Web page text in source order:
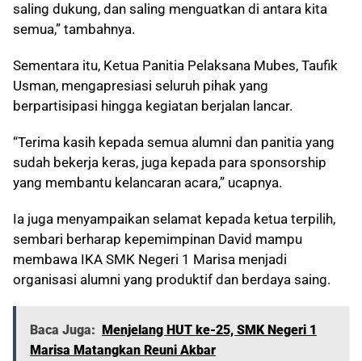
saling dukung, dan saling menguatkan di antara kita
semua,” tambahnya.
Sementara itu, Ketua Panitia Pelaksana Mubes, Taufik
Usman, mengapresiasi seluruh pihak yang
berpartisipasi hingga kegiatan berjalan lancar.
“Terima kasih kepada semua alumni dan panitia yang
sudah bekerja keras, juga kepada para sponsorship
yang membantu kelancaran acara,” ucapnya.
Ia juga menyampaikan selamat kepada ketua terpilih,
sembari berharap kepemimpinan David mampu
membawa IKA SMK Negeri 1 Marisa menjadi
organisasi alumni yang produktif dan berdaya saing.
Baca Juga: Menjelang HUT ke-25, SMK Negeri 1
Marisa Matangkan Reuni Akbar